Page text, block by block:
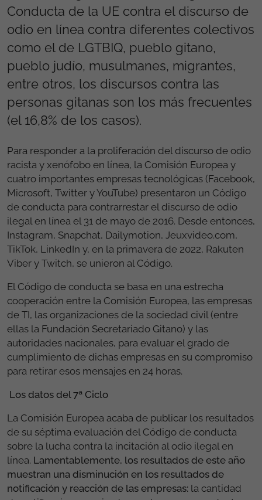
Conducta de la UE contra el discurso de
odio en línea contra diferentes colectivos
como el de LGTBIQ, pueblo gitano,
pueblo judío, musulmanes, migrantes,
entre otros, los discursos contra las
personas gitanas son los más frecuentes
(el 16,8% de los casos).
Para responder a la proliferación del discurso de odio
racista y xenófobo en línea, la Comisión Europea y
cuatro importantes empresas tecnológicas (Facebook,
Microsoft, Twitter y YouTube) presentaron un Código
de conducta para contrarrestar el discurso de odio
ilegal en línea el 31 de mayo de 2016. Desde entonces,
Instagram, Snapchat, Dailymotion, Jeuxvideo.com,
TikTok, LinkedIn y, en la primavera de 2022, Rakuten
Viber y Twitch, se unieron al Código.
El Código de conducta se basa en una estrecha
cooperación entre la Comisión Europea, las empresas
de TI, las organizaciones de la sociedad civil (entre
ellas la Fundación Secretariado Gitano) y las
autoridades nacionales, para evaluar el grado de
cumplimiento de dichas empresas en su compromiso
para retirar esos mensajes en 24 horas.
Los datos del 7ª Ciclo
La Comisión Europea acaba de publicar los resultados
de su séptima evaluación del Código de conducta
sobre la lucha contra la incitación al odio ilegal en
línea. Lamentablemente, los resultados de este año
muestran una disminución en los resultados de
notificación y reacción de las empresas: la cantidad